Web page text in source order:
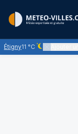
Étigny11 °C
Ciel dégagé -